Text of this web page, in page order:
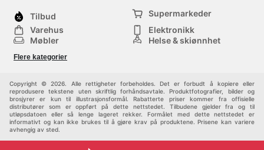
Tilbud
Supermarkeder
Varehus
Elektronikk
Møbler
Helse & skjønnhet
Sport
Flere kategorier
Copyright © 2026. Alle rettigheter forbeholdes. Det er forbudt å kopiere eller
reprodusere tekstene uten skriftlig forhåndsavtale. Produktfotografier, bilder og
brosjyrer er kun til illustrasjonsformål. Rabatterte priser kommer fra offisielle
distributører som er oppført på dette nettstedet. Tilbudene gjelder fra og til
utløpsdatoen eller så lenge lageret rekker. Formålet med dette nettstedet er
informativt og kan ikke brukes til å gjøre krav på produktene. Prisene kan variere
avhengig av sted.